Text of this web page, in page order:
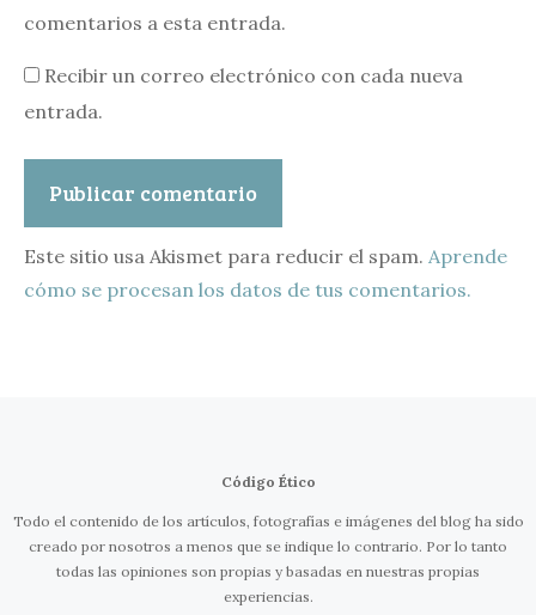
comentarios a esta entrada.
Recibir un correo electrónico con cada nueva
entrada.
Este sitio usa Akismet para reducir el spam. Aprende
cómo se procesan los datos de tus comentarios.
Código Ético
Todo el contenido de los artículos, fotografías e imágenes del blog ha sido
creado por nosotros a menos que se indique lo contrario. Por lo tanto
todas las opiniones son propias y basadas en nuestras propias
experiencias.